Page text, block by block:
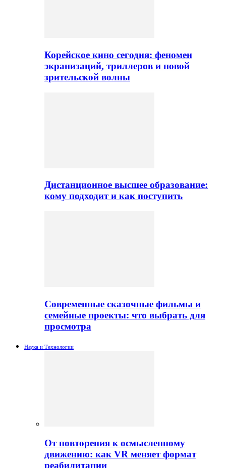
Корейское кино сегодня: феномен
экранизаций, триллеров и новой
зрительской волны
Дистанционное высшее образование:
кому подходит и как поступить
Современные сказочные фильмы и
семейные проекты: что выбрать для
просмотра
Наука и Технологии
От повторения к осмысленному
движению: как VR меняет формат
реабилитации